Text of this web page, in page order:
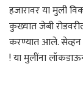
हजारावर या मुली
कुख्यात जेबी
करण्यात आले. सेव्हन
! या मुलींना